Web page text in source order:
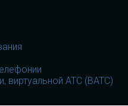
виртуальной АТС (ВАТС)